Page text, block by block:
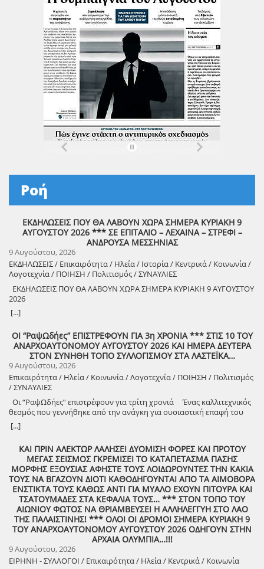
Ροή
ΕΚΔΗΛΩΣΕΙΣ ΠΟΥ ΘΑ ΛΑΒΟΥΝ ΧΩΡΑ ΣΗΜΕΡΑ ΚΥΡΙΑΚΗ 9
ΑΥΓΟΥΣΤΟΥ 2026 *** ΣΕ ΕΠΙΤΑΛΙΟ – ΛΕΧΑΙΝΑ – ΣΤΡΕΦΙ –
ΑΝΔΡΟΥΣΑ ΜΕΣΣΗΝΙΑΣ
9 Αυγούστου, 2026
ΕΚΔΗΛΩΣΕΙΣ / Επικαιρότητα / Ηλεία / Ιστορία / Κεντρικά / Κοινωνία /
Λογοτεχνία / ΠΟΙΗΣΗ / Πολιτισμός / ΣΥΝΑΥΛΙΕΣ
ΕΚΔΗΛΩΣΕΙΣ ΠΟΥ ΘΑ ΛΑΒΟΥΝ ΧΩΡΑ ΣΗΜΕΡΑ ΚΥΡΙΑΚΗ 9 ΑΥΓΟΥΣΤΟΥ
2026
88888888888888888888888888888888888888888888888888888888888888
88888888888888888888888888888888888888888888888888888888888888
[...]
ΟΙ “ΡαψΩδήες” ΕΠΙΣΤΡΕΦΟΥΝ ΓΙΑ 3η ΧΡΟΝΙΑ *** ΣΤΙΣ 10 ΤΟΥ
ΑΝΑΡΧΟΑΥΤΟΝΟΜΟΥ ΑΥΓΟΥΣΤΟΥ 2026 ΚΑΙ ΗΜΕΡΑ ΔΕΥΤΕΡΑ
ΣΤΟΝ ΣΥΝΗΘΗ ΤΟΠΟ ΣΥΛΛΟΓΙΣΜΟΥ ΣΤΑ ΛΑΣΤΕΪΚΑ…
9 Αυγούστου, 2026
Επικαιρότητα / Ηλεία / Κοινωνία / Λογοτεχνία / ΠΟΙΗΣΗ / Πολιτισμός
/ ΣΥΝΑΥΛΙΕΣ
Οι “ΡαψΩδήες” επιστρέφουν για τρίτη χρονιά Ένας καλλιτεχνικός
θεσμός που γεννήθηκε από την ανάγκη για ουσιαστική επαφή του
ανθρώπου, με τον λόγο και την μουσική. Πιστοί στο όραμά μας για
συμμετοχική καλλιτεχνική έκφραση, συνεχίζουμε να βλέπουμε τον
ευελπιστούμε να είναι μια συνάντηση ανθρώπων, μια κοινή ανάσα,
μια υπενθύμιση ότι ο πολιτισμός γεννιέται εκεί όπου μοιραζόμαστε,
ακούμε και δημιουργούμε μαζί. Την Δευτέρα 10 Αυγούστου, στις
21:00 , στήνουμε ξανά ένα Συμπόσιον Τέχνης, με «Ιστορίες και
Τραγούδια» , στον ξεχωριστό χώρο της πέτρινης εκκλησίας στα
Λαστέικα. Σας περιμένουμε κοντά μας! Γιάννης Κορίζης – Δημήτρης
Κορίζης Με την υποστήριξη του Δήμος Πύργου / Municipality Of
Pyrgos 2024 -2028
[...]
ΚΑΙ ΠΡΙΝ ΑΛΕΚΤΩΡ ΛΑΛΗΣΕΙ ΔΥΟΜΙΣΗ ΦΟΡΕΣ ΚΑΙ ΠΡΟΤΟΥ
ΜΕΓΑΣ ΣΕΙΣΜΟΣ ΓΚΡΕΜΙΣΕΙ ΤΟ ΚΑΤΑΠΕΤΑΣΜΑ ΠΑΣΗΣ
ΜΟΡΦΗΣ ΕΞΟΥΣΙΑΣ ΑΦΗΣΤΕ ΤΟΥΣ ΛΟΙΔΩΡΟΥΝΤΕΣ ΤΗΝ ΚΑΚΙΑ
ΤΟΥΣ ΝΑ ΒΓΑΖΟΥΝ ΔΙΟΤΙ ΚΑΘΟΔΗΓΟΥΝΤΑΙ ΑΠΟ ΤΑ ΑΙΜΟΒΟΡΑ
ΕΝΣΤΙΚΤΑ ΤΟΥΣ ΚΑΘΩΣ ΑΝΤΙ ΓΙΑ ΜΥΑΛΟ ΕΧΟΥΝ ΠΙΤΟΥΡΑ ΚΑΙ
ΤΣΑΤΟΥΜΑΔΕΣ ΣΤΑ ΚΕΦΑΛΙΑ ΤΟΥΣ… *** ΣΤΟΝ ΤΟΠΟ ΤΟΥ
ΑΙΩΝΙΟΥ ΦΩΤΟΣ ΝΑ ΘΡΙΑΜΒΕΥΣΕΙ Η ΑΛΛΗΛΕΓΓΥΗ ΣΤΟ ΛΑΟ
ΤΗΣ ΠΑΛΑΙΣΤΙΝΗΣ! *** ΟΛΟΙ ΟΙ ΔΡΟΜΟΙ ΣΗΜΕΡΑ ΚΥΡΙΑΚΗ 9
ΤΟΥ ΑΝΑΡΧΟΑΥΤΟΝΟΜΟΥ ΑΥΓΟΥΣΤΟΥ 2026 ΟΔΗΓΟΥΝ ΣΤΗΝ
ΑΡΧΑΙΑ ΟΛΥΜΠΙΑ…!!!
9 Αυγούστου, 2026
ΕΙΡΗΝΗ - ΣΥΛΛΟΓΟΙ / Επικαιρότητα / Ηλεία / Κεντρικά / Κοινωνία